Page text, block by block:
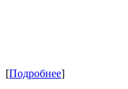
[Подробнее]